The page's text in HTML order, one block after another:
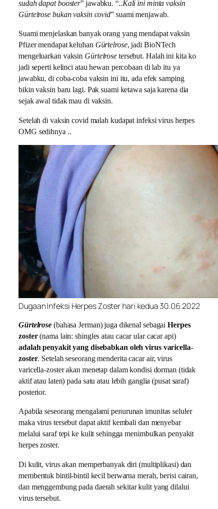
sudah dapat booster” jawabku. “..Kali ini minta vaksin
Gürtelrose bukan vaksin covid” suami menjawab.
Suami menjelaskan banyak orang yang mendapat vaksin
Pfizer mendapat keluhan Gürtelrose, jadi BioNTech
mengeluarkan vaksin Gürtelrose tersebut. Halah ini kita ko
jadi seperti kelinci atau hewan percobaan di lab itu ya
jawabku, di coba-coba vaksin ini itu, ada efek samping
bikin vaksin baru lagi. Pak suami ketawa saja karena dia
sejak awal tidak mau di vaksin.
Setelah di vaksin covid malah kudapat infeksi virus herpes
OMG sedihnya ..
Dugaan Infeksi Herpes Zoster hari kedua 30.06.2022
Gürtelrose (bahasa Jerman) juga dikenal sebagaiHerpes
zoster(nama lain: shingles atau cacar ular cacar api)
adalah penyakit yang disebabkan oleh virus varicella-
zoster. Setelah seseorang menderita cacar air, virus
varicella-zoster akan menetap dalam kondisi dorman (tidak
aktif atau laten) pada satu atau lebih ganglia (pusat saraf)
posterior.
Apabila seseorang mengalami penurunan imunitas seluler
maka virus tersebut dapat aktif kembali dan menyebar
melalui saraf tepi ke kulit sehingga menimbulkan penyakit
herpes zoster.
Di kulit, virus akan memperbanyak diri (multiplikasi) dan
membentuk bintil-bintil kecil berwarna merah, berisi cairan,
dan menggembung pada daerah sekitar kulit yang dilalui
virus tersebut.